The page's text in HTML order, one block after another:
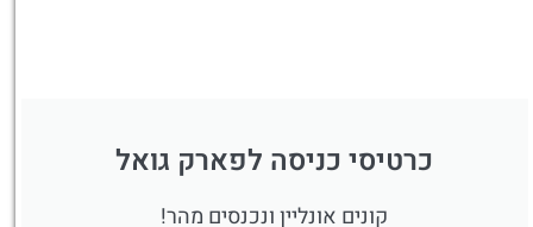
כרטיסי כניסה לפארק גואל
קונים אונליין ונכנסים מהר!